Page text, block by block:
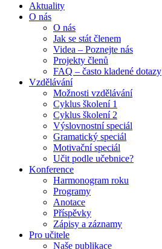
Aktuality
O nás
O nás
Jak se stát členem
Videa – Poznejte nás
Projekty členů
FAQ – často kladené dotazy
Vzdělávání
Možnosti vzdělávání
Cyklus školení 1
Cyklus školení 2
Výslovnostní speciál
Gramatický speciál
Motivační speciál
Učit podle učebnice?
Konference
Harmonogram roku
Programy
Anotace
Příspěvky
Zápisy a záznamy
Pro učitele
Naše publikace